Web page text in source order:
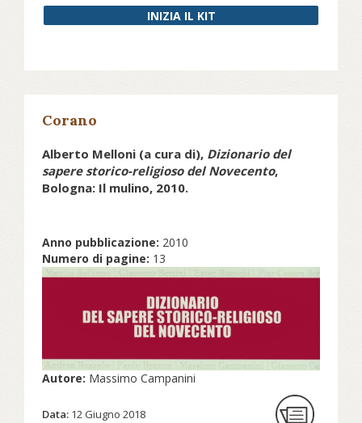
INIZIA IL KIT
Corano
Alberto Melloni (a cura di), Dizionario del
sapere storico-religioso del Novecento,
Bologna: Il mulino, 2010.
Anno pubblicazione: 2010
Numero di pagine: 13
Autore: Massimo Campanini
Data: 12 Giugno 2018